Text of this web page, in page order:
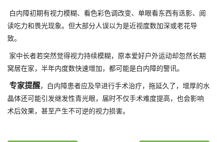
白内障初期有视力模糊、看色彩色调改变、单眼看东西有迭影、阅
读吃力和畏光现象。但大部分人误以为是近视度数加深或老花导
致。
家中长者若突然觉得视力持续模糊，原本爱好户外运动却忽然长期
窝居在家，半年内度数快速增加，都可能是白内障的警讯。
专家提醒，白内障患者应及早进行手术治疗，拖延久了，增厚的水
晶体还可能引发继发性青光眼，届时不仅手术难度提高，也会影响
术后效果，甚至产生不可逆的视力损害。